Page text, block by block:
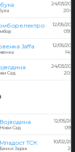
24/03/
12/05/
Jaffa
12/05/
Сад
24/03/
Војводина
Нови Сад
12/05/
Младост ТСК
Бачки Јарак
10/02/